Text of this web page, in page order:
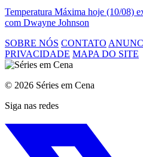
Temperatura Máxima hoje (10/08)
com Dwayne Johnson
SOBRE NÓS CONTATO
PRIVACIDADE MAPA DO SITE
© 2026 Séries em Cena
Siga nas redes